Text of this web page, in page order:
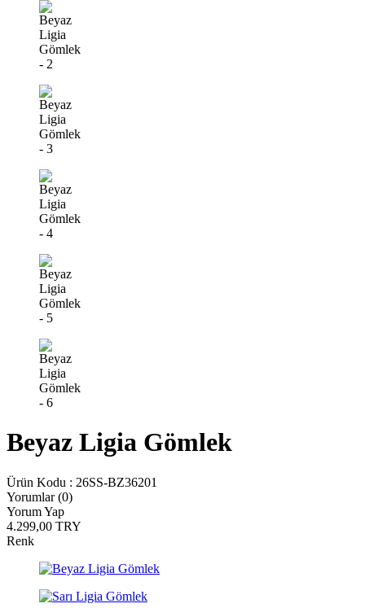
Beyaz Ligia Gömlek
Ürün Kodu : 26SS-BZ36201
Yorumlar (0)
Yorum Yap
4.299,00 TRY
Renk